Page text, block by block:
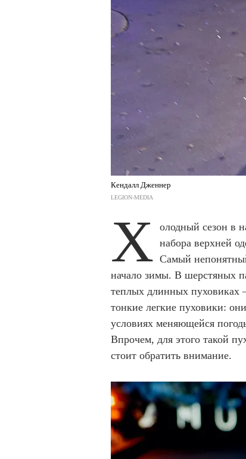
Кендалл Дженнер
LEGION-MEDIA
Х олодный сезон в
набора верхней
Самый
начало зимы. В шерстяных
теплых длинных
тонкие легкие пуховики:
условиях меняющейся
Впрочем, для этого такой
стоит обратить внимание.